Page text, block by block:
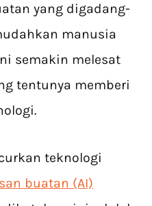
yang digadang-
manusia
semakin melesat
tentunya memberi
teknologi
buatan (AI)